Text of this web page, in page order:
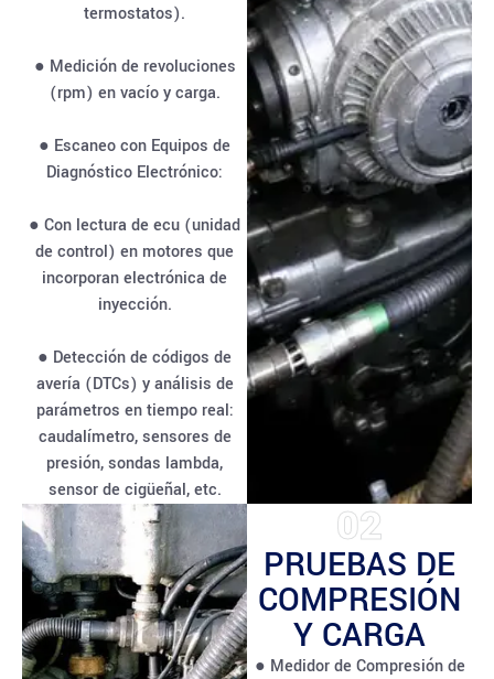
termostatos).
● Medición de revoluciones
(rpm) en vacío y carga.
● Escaneo con Equipos de
Diagnóstico Electrónico:
● Con lectura de ecu (unidad
de control) en motores que
incorporan electrónica de
inyección.
● Detección de códigos de
avería (DTCs) y análisis de
parámetros en tiempo real:
caudalímetro, sensores de
presión, sondas lambda,
sensor de cigüeñal, etc.
02
PRUEBAS DE
COMPRESIÓN
Y CARGA
● Medidor de Compresión de